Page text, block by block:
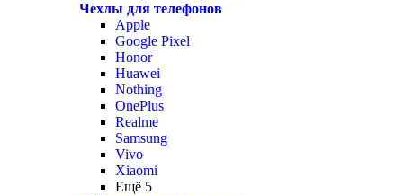
Чехлы для телефонов
Apple
Google Pixel
Honor
Huawei
Nothing
OnePlus
Realme
Samsung
Vivo
Xiaomi
Ещё 5